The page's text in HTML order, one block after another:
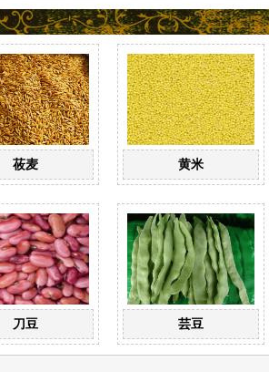
莜麦 黄米
刀豆 芸豆